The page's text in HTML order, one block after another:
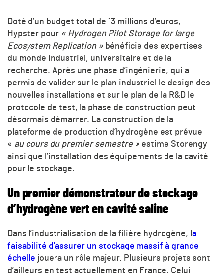
Doté d’un budget total de 13 millions d’euros,
Hypster pour « Hydrogen Pilot Storage for large
Ecosystem Replication » bénéficie des expertises
du monde industriel, universitaire et de la
recherche. Après une phase d’ingénierie, qui a
permis de valider sur le plan industriel le design des
nouvelles installations et sur le plan de la R&D le
protocole de test, la phase de construction peut
désormais démarrer. La construction de la
plateforme de production d’hydrogène est prévue
« au cours du premier semestre » estime Storengy
ainsi que l’installation des équipements de la cavité
pour le stockage.
Unpremier démonstrateur de stockage
d’hydrogène vert en cavité saline
Dans l’industrialisation de la filière hydrogène, l a
faisabilité d’assurer un stockage massif à grande
échelle jouera un rôle majeur. Plusieurs projets sont
d’ailleurs en test actuellement en France. Celui